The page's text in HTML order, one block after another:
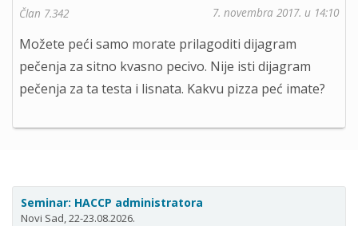
Član 7.342 7. novembra 2017. u 14:10
Možete peći samo morate prilagoditi dijagram
pečenja za sitno kvasno pecivo. Nije isti dijagram
pečenja za ta testa i lisnata. Kakvu pizza peć imate?
Seminar: HACCP administratora
Novi Sad, 22-23.08.2026.